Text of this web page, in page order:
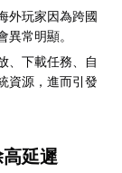
外玩家因為跨國
常明顯。
、下載任務、自
資源，進而引發
延遲